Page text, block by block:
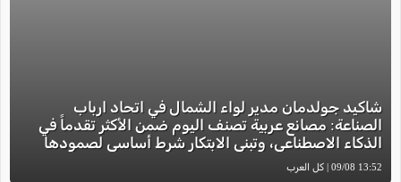
شاكيد جولدمان مدير لواء الشمال في اتحاد ارباب
الصناعة: مصانع عربية تصنف اليوم ضمن الأكثر تقدماً في
الذكاء الاصطناعي، وتبني الابتكار شرط أساسي لصمودها
13:52 09/08 | كل العرب